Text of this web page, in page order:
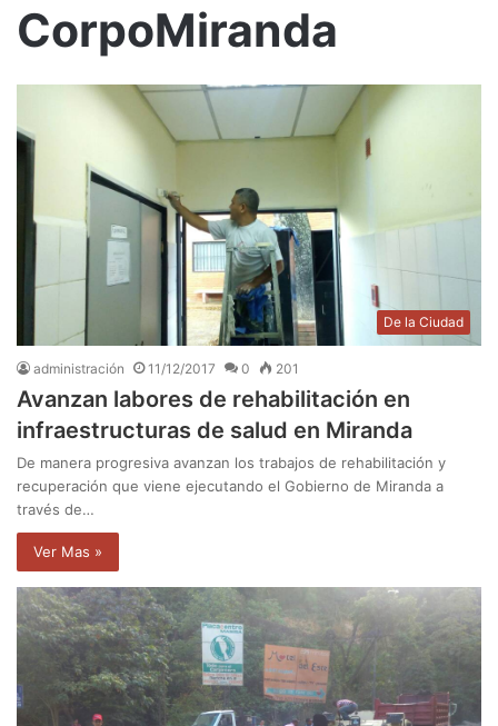
CorpoMiranda
De la Ciudad
administración 11/12/2017 0 201
Avanzan labores de rehabilitación en
infraestructuras de salud en Miranda
De manera progresiva avanzan los trabajos de rehabilitación y
recuperación que viene ejecutando el Gobierno de Miranda a
través de…
Ver Mas »